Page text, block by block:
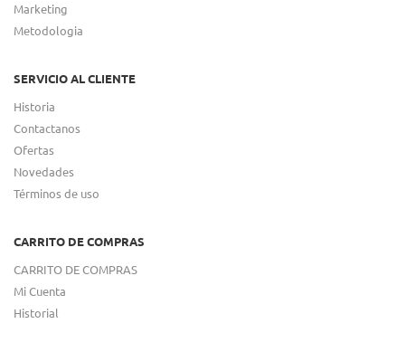
Marketing
Metodologia
SERVICIO AL CLIENTE
Historia
Contactanos
Ofertas
Novedades
Términos de uso
CARRITO DE COMPRAS
CARRITO DE COMPRAS
Mi Cuenta
Historial